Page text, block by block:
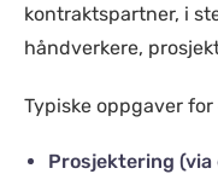
kontraktspartner, i
håndverkere,
Typiske oppgaver
Prosjektering (via